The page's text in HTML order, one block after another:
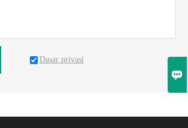
Dasar privasi
